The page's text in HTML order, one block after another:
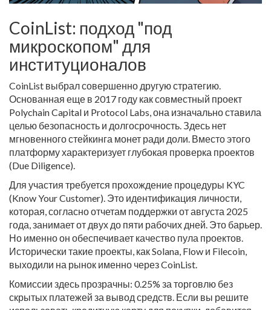
CoinList: подход "под
микроскопом" для
институционалов
CoinList выбрал совершенно другую стратегию.
Основанная еще в 2017 году как совместный проект
Polychain Capital и Protocol Labs, она изначально ставила
целью безопасность и долгосрочность. Здесь нет
мгновенного стейкинга монет ради доли. Вместо этого
платформу характеризует глубокая проверка проектов
(Due Diligence).
Для участия требуется прохождение процедуры KYC
(Know Your Customer). Это идентификация личности,
которая, согласно отчетам поддержки от августа 2025
года, занимает от двух до пяти рабочих дней. Это барьер.
Но именно он обеспечивает качество пула проектов.
Исторически такие проекты, как Solana, Flow и Filecoin,
выходили на рынок именно через CoinList.
Комиссии здесь прозрачны: 0.25% за торговлю без
скрытых платежей за вывод средств. Если вы решите